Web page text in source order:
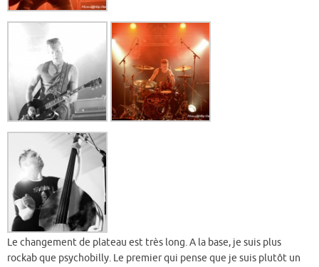
Le changement de plateau est très long. A la base, je suis plus
rockab que psychobilly. Le premier qui pense que je suis plutôt un